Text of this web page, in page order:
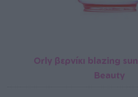
Orly βερνίκι blazing
Beauty